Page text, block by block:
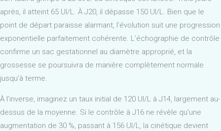
après, il atteint 65 UI/L. À J20, il dépasse 150 UI/L. Bien que le
point de départ paraisse alarmant, l’évolution suit une progression
exponentielle parfaitement cohérente. L’échographie de contrôle
confirme un sac gestationnel au diamètre approprié, et la
grossesse se poursuivra de manière complètement normale
jusqu’à terme.
À l’inverse, imaginez un taux initial de 120 UI/L à J14, largement au-
dessus de la moyenne. Si le contrôle à J16 ne révèle qu’une
augmentation de 30 %, passant à 156 UI/L, la cinétique devient